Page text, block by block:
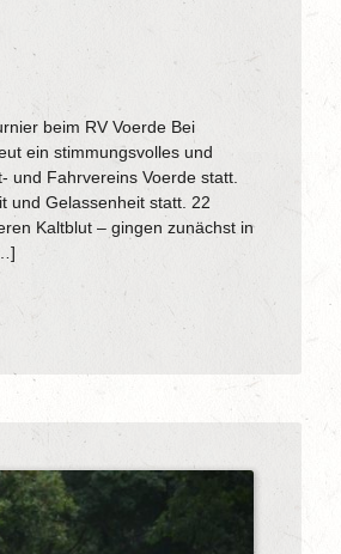
beim RV Voerde Bei
ein stimmungsvolles und
und Fahrvereins Voerde statt.
und Gelassenheit statt. 22
Kaltblut – gingen zunächst in